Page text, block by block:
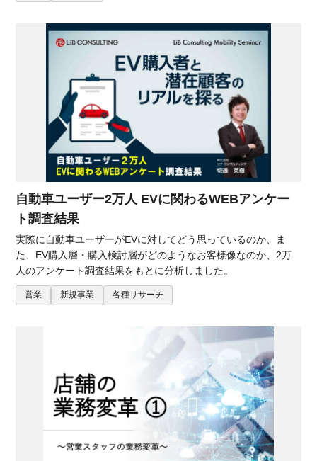
自動車ユーザー2万人 EVに関わるWEBアンケー
ト調査結果
実際に自動車ユーザーがEVに対してどう思っているのか、ま
た、EV購入層・購入検討層がどのようなお客様像なのか、2万
人のアンケート調査結果をもとに分析しました。
営業 新規事業 各種リサーチ